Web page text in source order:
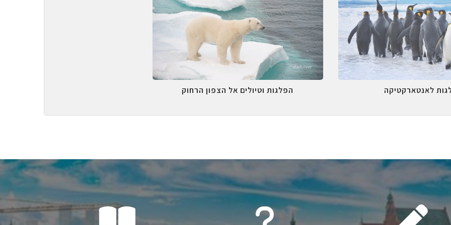
לאנטארקטיקה הפלגות וטיולים אל הצפון הרחוק